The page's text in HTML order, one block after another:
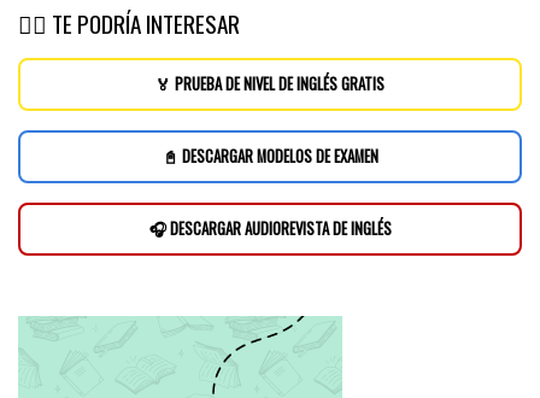
👉🏽 TE PODRÍA INTERESAR
🏅 PRUEBA DE NIVEL DE INGLÉS GRATIS
📓 DESCARGAR MODELOS DE EXAMEN
🎧 DESCARGAR AUDIOREVISTA DE INGLÉS